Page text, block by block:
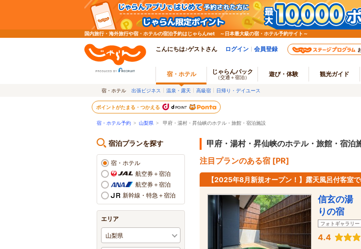
国内旅行・海外旅行や宿・ホテルの宿泊予約はじゃらんnet ～日本最大級の宿・ホテル予約サイト～
こんにちは♪ゲストさん ログイン 会員登録
宿・ホテル じゃらんパック
（交通＋宿泊） 遊び・体験 観光ガイド
宿・ホテル 出張ビジネス 温泉・露天 高級宿 日帰り・デイユース
ポイントがたまる・つかえる
宿・ホテル予約 > 山梨県 > 甲府・湯村・昇仙峡のホテル・旅館・宿泊施設
宿泊プランを探す
宿・ホテル
航空券＋宿泊
航空券＋宿泊
新幹線・特急＋宿泊
エリア
甲府・湯村・昇仙峡のホテル・旅館・宿泊
注目プランのある宿 [PR]
【2025年8月新規オープン！】露天風呂付客室
信玄の湯
りの宿
フォトギャラリー
4.4